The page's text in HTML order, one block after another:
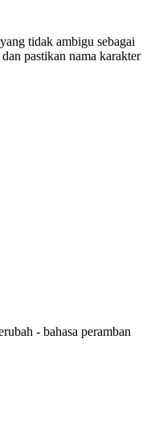
tidak ambigu sebagai
pastikan nama karakter
- bahasa peramban